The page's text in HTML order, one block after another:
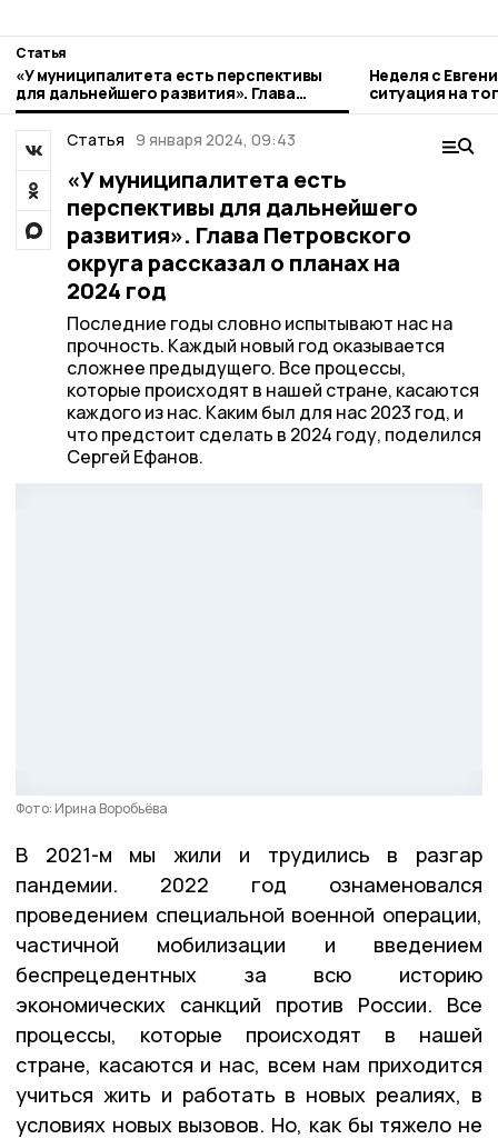
Статья
«У муниципалитета есть перспективы
для дальнейшего развития». Глава
Петровского округа рассказал о планах
на 2024 год
Неделя с
ситуация на
городе и
Статья 9 января 2024, 09:43
«У муниципалитета есть
перспективы для дальнейшего
развития». Глава Петровского
округа рассказал о планах на
2024 год
Последние годы словно испытывают нас на
прочность. Каждый новый год оказывается
сложнее предыдущего. Все процессы,
которые происходят в нашей стране, касаются
каждого из нас. Каким был для нас 2023 год, и
что предстоит сделать в 2024 году, поделился
Сергей Ефанов.
Фото: Ирина Воробьёва
В 2021-м мы жили и трудились в разгар
пандемии. 2022 год ознаменовался
проведением специальной военной операции,
частичной мобилизации и введением
беспрецедентных за всю историю
экономических санкций против России. Все
процессы, которые происходят в нашей
стране, касаются и нас, всем нам приходится
учиться жить и работать в новых реалиях, в
условиях новых вызовов. Но, как бы тяжело не